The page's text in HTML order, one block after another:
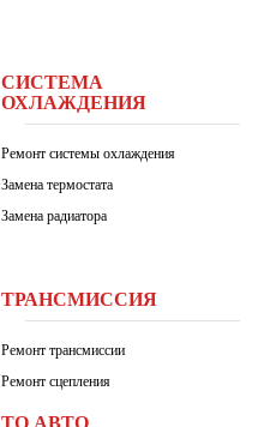
СИСТЕМА
ОХЛАЖДЕНИЯ
Ремонт системы охлаждения
Замена термостата
Замена радиатора
ТРАНСМИССИЯ
Ремонт трансмиссии
Ремонт сцепления